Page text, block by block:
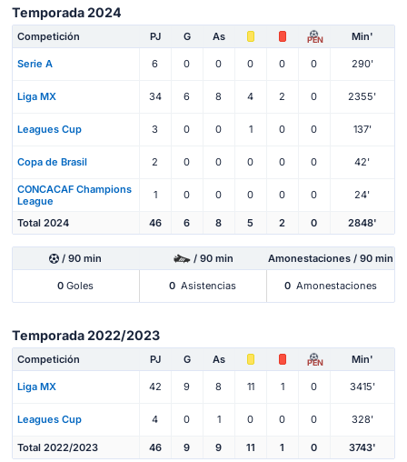
Temporada 2024
Competición PJ G As PEN Min'
Serie A 6 0 0 0 0 0 290'
Liga MX 34 6 8 4 2 0 2355'
Leagues Cup 3 0 0 1 0 0 137'
Copa de Brasil 2 0 0 0 0 0 42'
CONCACAF Champions
League
1 0 0 0 0 0 24'
Total 2024 46 6 8 5 2 0 2848'
/ 90 min / 90 min Amonestaciones / 90 min
0 Goles 0 Asistencias 0 Amonestaciones
Temporada 2022/2023
Competición PJ G As PEN Min'
Liga MX 42 9 8 11 1 0 3415'
Leagues Cup 4 0 1 0 0 0 328'
Total 2022/2023 46 9 9 11 1 0 3743'